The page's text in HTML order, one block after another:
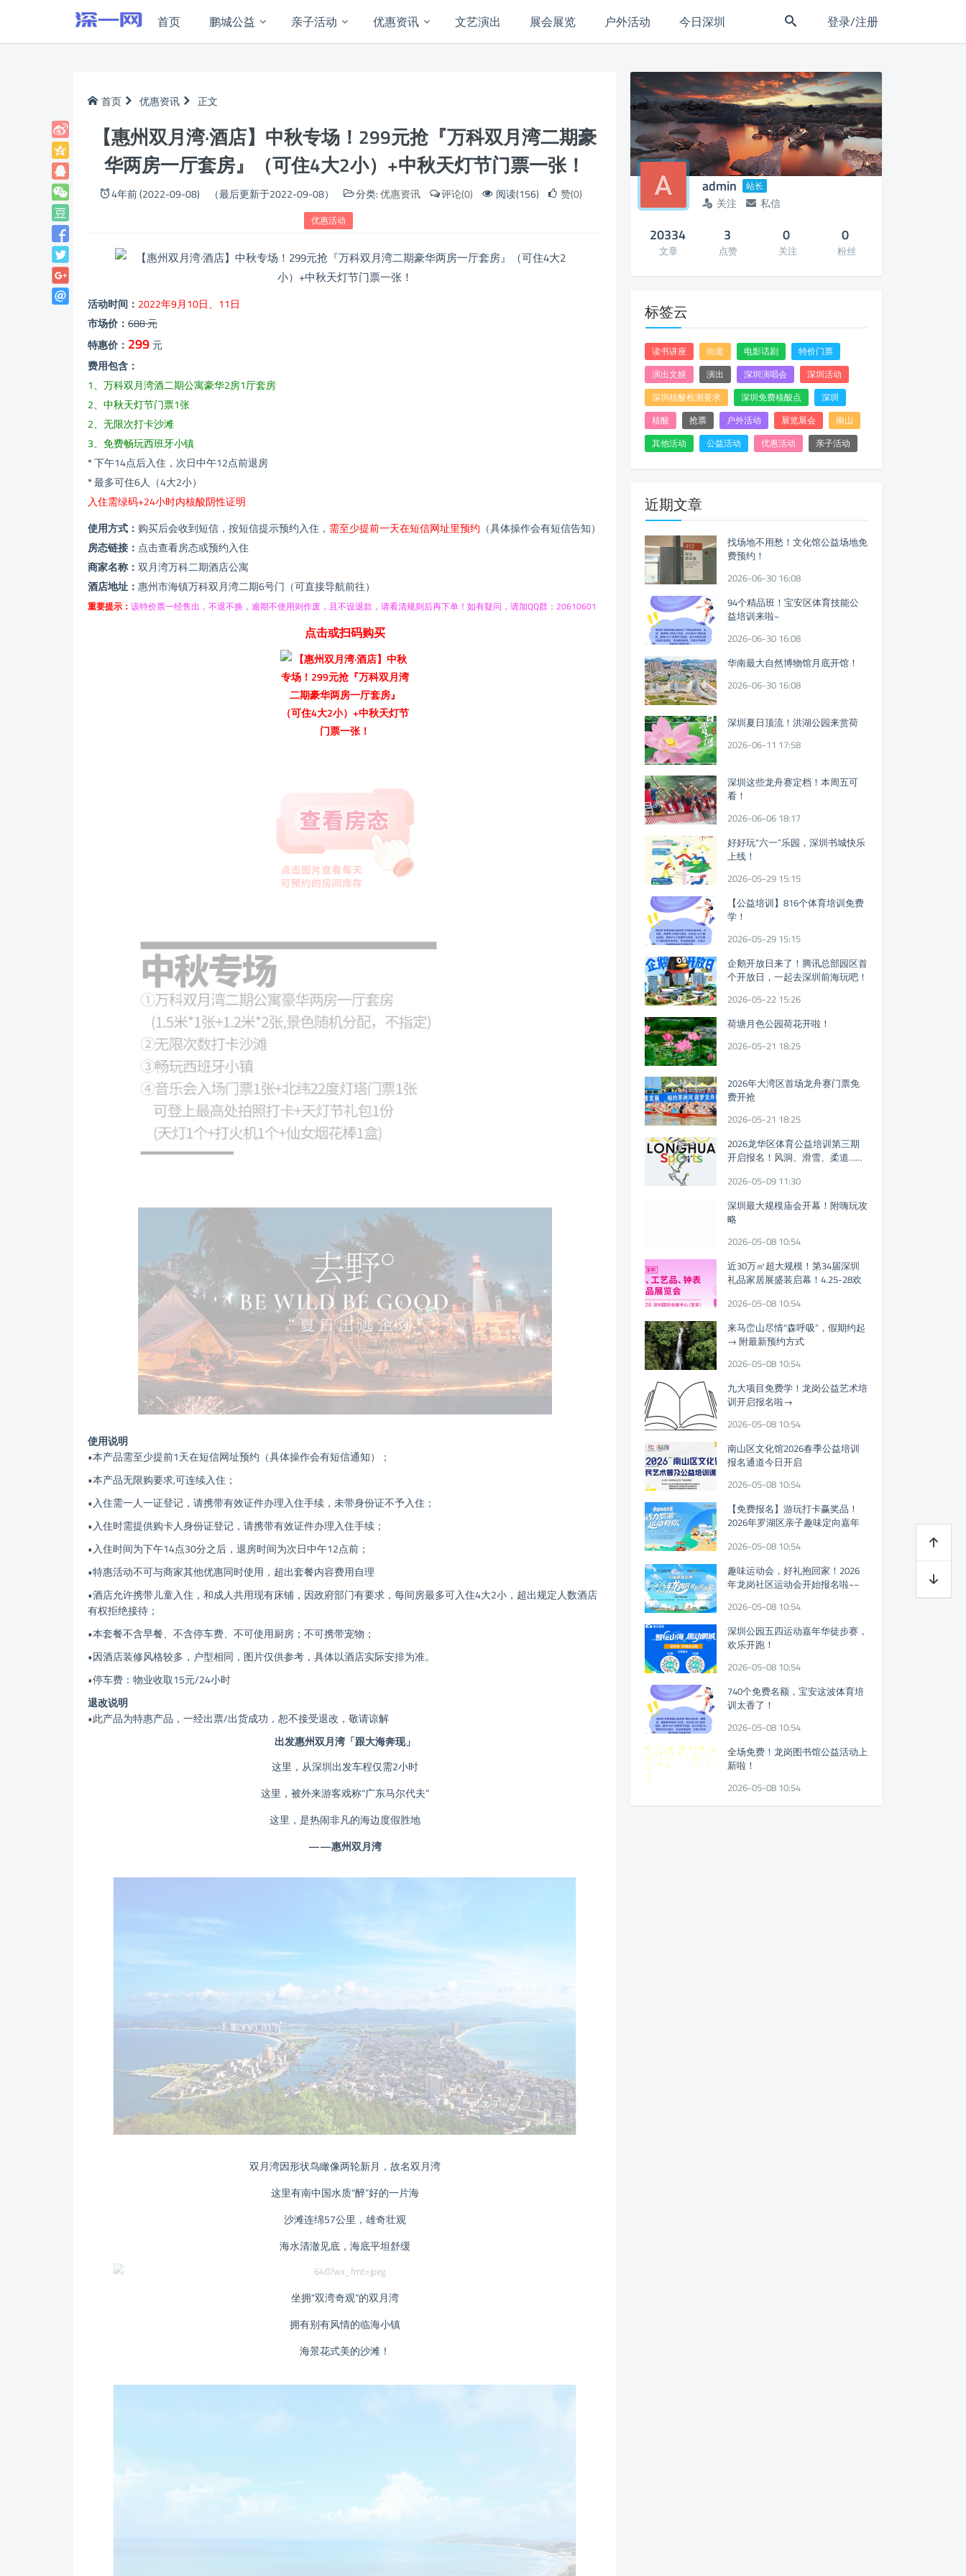
首页 鹏城公益 亲子活动 优惠资讯 文艺演出 展会展览 户外活动 今日深圳 登录/注册
首页 优惠资讯 正文
【惠州双月湾·酒店】中秋专场！299元抢『万科双月湾二期豪
华两房一厅套房』（可住4大2小）+中秋天灯节门票一张！
4年前 (2022-09-08) （最后更新于2022-09-08） 分类:优惠资讯 评论(0) 阅读(156) 赞(0)
优惠活动
活动时间： 2022年9月10日、11日
市场价： 688 元
特惠价： 299 元
费用包含：
1、万科双月湾酒二期公寓豪华2房1厅套房
2、中秋天灯节门票1张
2、无限次打卡沙滩
3、免费畅玩西班牙小镇
*下午14点后入住，次日中午12点前退房
*最多可住6人（4大2小）
入住需绿码+24小时内核酸阴性证明
使用方式： 购买后会收到短信，按短信提示预约入住， 需至少提前一天在短信网址里预约 （具体操作会有短信告知）
房态链接： 点击查看房态或预约入住
商家名称： 双月湾万科二期酒店公寓
酒店地址： 惠州市海镇万科双月湾二期6号门（可直接导航前往）
重要提示： 该特价票一经售出，不退不换，逾期不使用则作废，且不设退款，请看清规则后再下单！ 如有疑问，请加QQ群：20610601
点击或扫码购买
使用说明
•本产品需至少提前1天在短信网址预约（具体操作会有短信通知）；
•本产品无限购要求,可连续入住；
•入住需一人一证登记，请携带有效证件办理入住手续，未带身份证不予入住；
•入住时需提供购卡人身份证登记，请携带有效证件办理入住手续；
•入住时间为下午14点30分之后，退房时间为次日中午12点前；
•特惠活动不可与商家其他优惠同时使用，超出套餐内容费用自理
•酒店允许携带儿童入住，和成人共用现有床铺，因政府部门有要求，每间房最多可入住4大2小，超出规定人数酒店
有权拒绝接待；
•本套餐不含早餐、不含停车费、不可使用厨房；不可携带宠物；
•因酒店装修风格较多，户型相同，图片仅供参考，具体以酒店实际安排为准。
•停车费：物业收取15元/24小时
退改说明
•此产品为特惠产品，一经出票/出货成功，恕不接受退改，敬请谅解
出发惠州双月湾「跟大海奔现」
这里，从深圳出发车程仅需2小时
这里，被外来游客戏称“广东马尔代夫”
这里，是热闹非凡的海边度假胜地
——惠州双月湾
双月湾因形状鸟瞰像两轮新月，故名双月湾
这里有南中国水质“醉”好的一片海
沙滩连绵57公里，雄奇壮观
海水清澈见底，海底平坦舒缓
坐拥“双湾奇观”的双月湾
拥有别有风情的临海小镇
海景花式美的沙滩！
admin 站长
关注 私信
20334
文章
3
点赞
0
关注
0
粉丝
标签云
读书讲座 街道 电影话剧
特价门票
演出文娱
演出 深圳演唱会
深圳活动
深圳核酸检测要求
深圳免费核酸点
深圳
核酸
抢票 户外活动 展览展会
南山
其他活动
公益活动 优惠活动 亲子活动
近期文章
找场地不用愁！文化馆公益场地免
费预约！
2026-06-30 16:08
94个精品班！宝安区体育技能公
益培训来啦~
2026-06-30 16:08
华南最大自然博物馆月底开馆！
2026-06-30 16:08
深圳夏日顶流！洪湖公园来赏荷
2026-06-11 17:58
深圳这些龙舟赛定档！本周五可
看！
2026-06-06 18:17
好好玩“六一”乐园，深圳书城快乐
上线！
2026-05-29 15:15
【公益培训】816个体育培训免费
学！
2026-05-29 15:15
企鹅开放日来了！腾讯总部园区首
个开放日，一起去深圳前海玩吧！
2026-05-22 15:26
荷塘月色公园荷花开啦！
2026-05-21 18:25
2026年大湾区首场龙舟赛门票免
费开抢
2026-05-21 18:25
2026龙华区体育公益培训第三期
开启报名！风洞、滑雪、柔道……
2026-05-09 11:30
深圳最大规模庙会开幕！附嗨玩攻
略
2026-05-08 10:54
近30万㎡超大规模！第34届深圳
礼品家居展盛装启幕！4.25-28欢
2026-05-08 10:54
来马峦山尽情“森呼吸”，假期约起
→ 附最新预约方式
2026-05-08 10:54
九大项目免费学！龙岗公益艺术培
训开启报名啦→
2026-05-08 10:54
南山区文化馆2026春季公益培训
报名通道今日开启
2026-05-08 10:54
【免费报名】游玩打卡赢奖品！
2026年罗湖区亲子趣味定向嘉年
2026-05-08 10:54
趣味运动会，好礼抱回家！2026
年龙岗社区运动会开始报名啦~~
2026-05-08 10:54
深圳公园五四运动嘉年华徒步赛，
欢乐开跑！
2026-05-08 10:54
740个免费名额，宝安这波体育培
训太香了！
2026-05-08 10:54
全场免费！龙岗图书馆公益活动上
新啦！
2026-05-08 10:54